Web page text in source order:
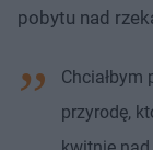
pobytu nad
Chciałbym
przyrodę,